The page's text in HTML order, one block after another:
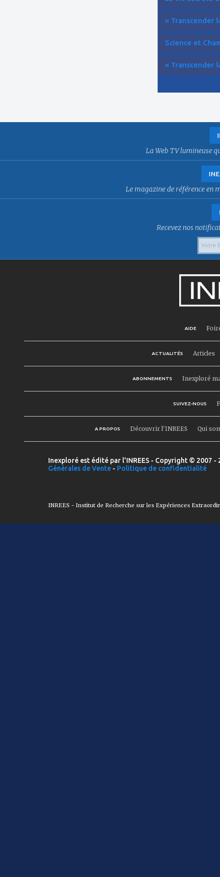
« Transcender
Science et
« Transcender
La Web TV lumineuse
Le magazine de référence en
Recevez nos
AIDE
ACTUALITÉS Articles
ABONNEMENTS Inexploré
SUIVEZ-NOUS
A PROPOS Découvrir l'INREES Qui
Inexploré est édité par l'INREES - Copyright © 2007
Générales de Vente - Politique de confidentialité
INREES - Institut de Recherche sur les Expériences